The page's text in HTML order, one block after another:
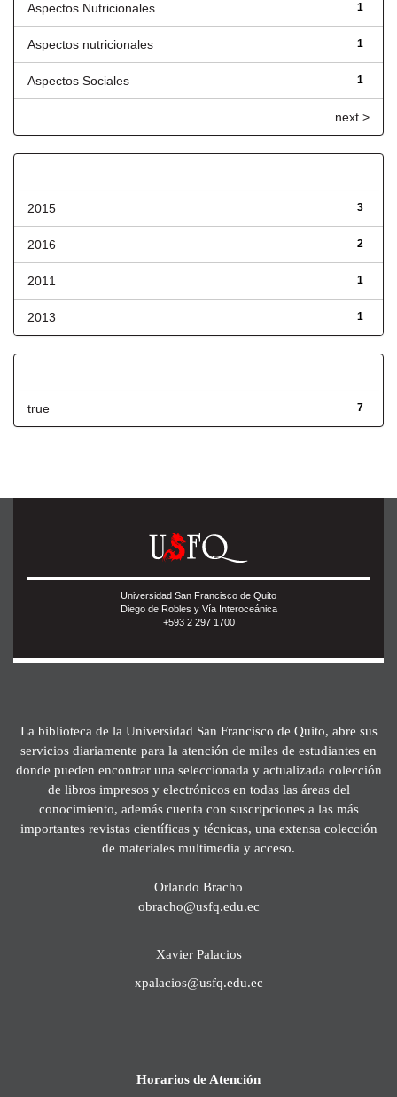
1
Aspectos Nutricionales
1
Aspectos nutricionales
1
Aspectos Sociales
next >
3
2015
2
2016
1
2011
1
2013
7
true
Universidad San Francisco de Quito
Diego de Robles y Vía Interoceánica
+593 2 297 1700
La biblioteca de la Universidad San Francisco de Quito, abre sus
servicios diariamente para la atención de miles de estudiantes en
donde pueden encontrar una seleccionada y actualizada colección
de libros impresos y electrónicos en todas las áreas del
conocimiento, además cuenta con suscripciones a las más
importantes revistas científicas y técnicas, una extensa colección
de materiales multimedia y acceso.
Orlando Bracho
obracho@usfq.edu.ec
Xavier Palacios
xpalacios@usfq.edu.ec
Horarios de Atención